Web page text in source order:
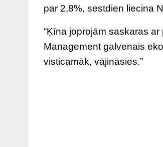
par 2,8%, sestdien liecina
“Ķīna joprojām saskaras
Management galvenais
visticamāk, vājināsies.”